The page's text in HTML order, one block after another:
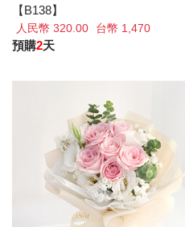
【B138】
人民幣 320.00 台幣 1,470
預購2天